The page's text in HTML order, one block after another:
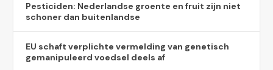
Pesticiden: Nederlandse groente en fruit zijn niet
schoner dan buitenlandse
EU schaft verplichte vermelding van genetisch
gemanipuleerd voedsel deels af